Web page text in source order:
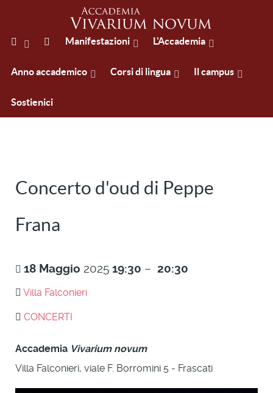
Manifestazioni L'Accademia
Anno accademico Corsi di lingua Il campus
Sostienici
Concerto d'oud di Peppe
Frana
18 Maggio 2025 19:30 – 20:30
Villa Falconieri
CONCERTI
Accademia Vivarium novum
Villa Falconieri, viale F. Borromini 5 - Frascati